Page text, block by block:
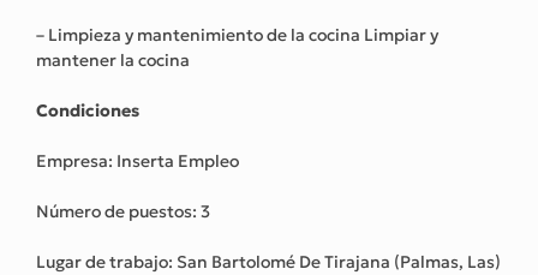
– Limpieza y mantenimiento de la cocina Limpiar y
mantener la cocina
Condiciones
Empresa: Inserta Empleo
Número de puestos: 3
Lugar de trabajo: San Bartolomé De Tirajana (Palmas, Las)